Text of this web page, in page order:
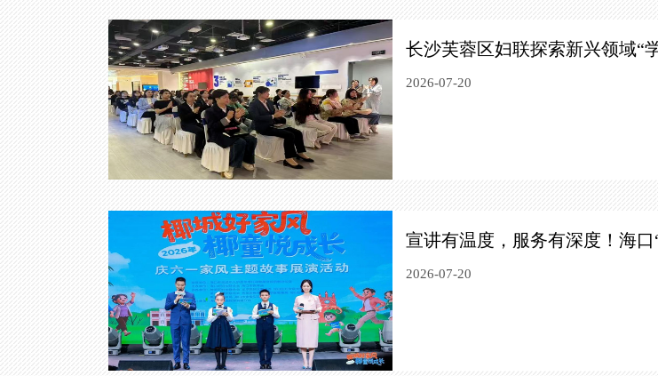
长沙芙蓉区妇联探索新兴领域“
2026-07-20
宣讲有温度，服务有深度！ 海口
2026-07-20